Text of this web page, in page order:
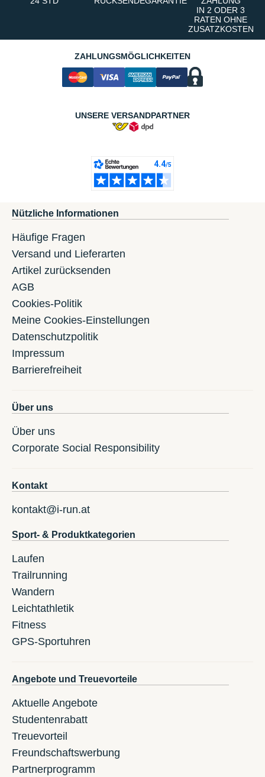
IN 2 ODER 3
RATEN OHNE
ZUSATZKOSTEN
ZAHLUNGSMÖGLICHKEITEN
UNSERE VERSANDPARTNER
Nützliche Informationen
Häufige Fragen
Versand und Lieferarten
Artikel zurücksenden
AGB
Cookies-Politik
Meine Cookies-Einstellungen
Datenschutzpolitik
Impressum
Barrierefreiheit
Über uns
Über uns
Corporate Social Responsibility
Kontakt
kontakt@i-run.at
Sport- & Produktkategorien
Laufen
Trailrunning
Wandern
Leichtathletik
Fitness
GPS-Sportuhren
Angebote und Treuevorteile
Aktuelle Angebote
Studentenrabatt
Treuevorteil
Freundschaftswerbung
Partnerprogramm